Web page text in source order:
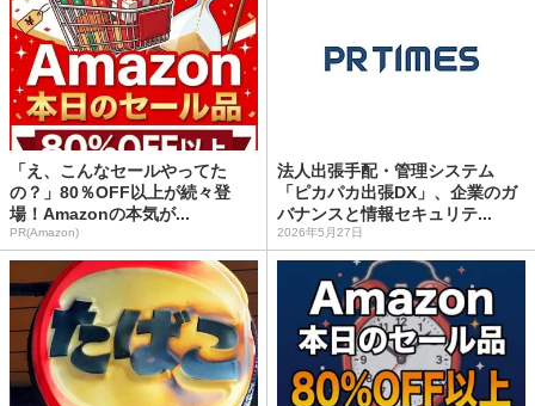
「え、こんなセールやってた
の？」80％OFF以上が続々登
場！Amazonの本気が...
PR(Amazon)
法人出張手配・管理システム
「ピカパカ出張DX」、企業のガ
バナンスと情報セキュリテ...
2026年5月27日